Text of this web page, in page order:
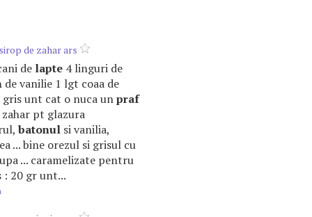
de zahar ars
de lapte 4 linguri de
de vanilie 1 lgt coaa de
gris unt cat o nuca unpraf
pt glazura
batonul si vanilia,
... bine orezul si grisul cu
... caramelizate pentru
: 20 gr unt...